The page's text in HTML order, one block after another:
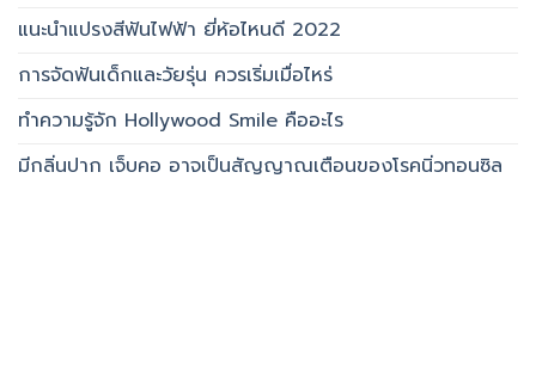
แนะนำแปรงสีฟันไฟฟ้า ยี่ห้อไหนดี 2022
การจัดฟันเด็กและวัยรุ่น ควรเริ่มเมื่อไหร่
ทำความรู้จัก Hollywood Smile คืออะไร
มีกลิ่นปาก เจ็บคอ อาจเป็นสัญญาณเตือนของโรคนิ่วทอนซิล